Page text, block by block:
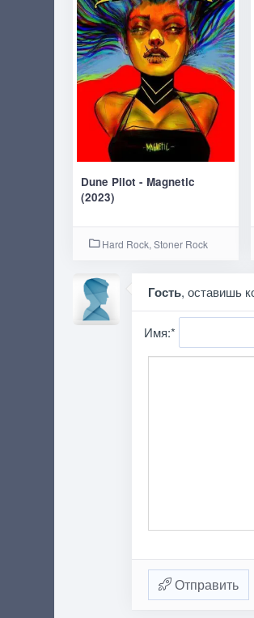
Dune Pilot - Magnetic
(2023)
Hard Rock, Stoner Rock
Гость, оставишь
Имя:*
Отправить